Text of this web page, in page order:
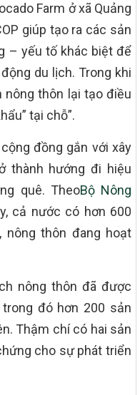
Farm ở xã Quảng
giúp tạo ra các sản
– yếu tố khác biệt để
du lịch. Trong khi
nông thôn lại tạo điều
tại chỗ”.
đồng gắn với xây
thành hướng đi hiệu
quê. TheoBộ Nông
cả nước có hơn 600
nông thôn đang hoạt
nông thôn đã được
đó hơn 200 sản
Thậm chí có hai sản
cho sự phát triển